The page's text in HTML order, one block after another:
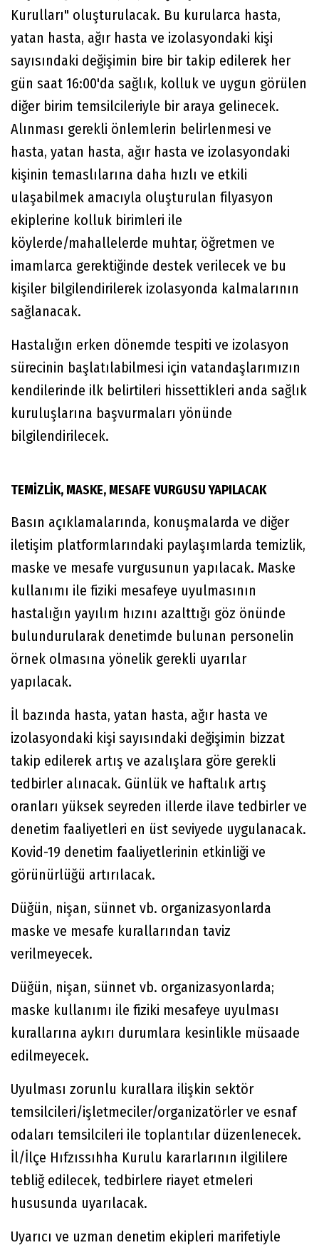
Kurulları" oluşturulacak. Bu kurularca hasta,
yatan hasta, ağır hasta ve izolasyondaki kişi
sayısındaki değişimin bire bir takip edilerek her
gün saat 16:00'da sağlık, kolluk ve uygun görülen
diğer birim temsilcileriyle bir araya gelinecek.
Alınması gerekli önlemlerin belirlenmesi ve
hasta, yatan hasta, ağır hasta ve izolasyondaki
kişinin temaslılarına daha hızlı ve etkili
ulaşabilmek amacıyla oluşturulan filyasyon
ekiplerine kolluk birimleri ile
köylerde/mahallelerde muhtar, öğretmen ve
imamlarca gerektiğinde destek verilecek ve bu
kişiler bilgilendirilerek izolasyonda kalmalarının
sağlanacak.
Hastalığın erken dönemde tespiti ve izolasyon
sürecinin başlatılabilmesi için vatandaşlarımızın
kendilerinde ilk belirtileri hissettikleri anda sağlık
kuruluşlarına başvurmaları yönünde
bilgilendirilecek.
TEMİZLİK, MASKE, MESAFE VURGUSU YAPILACAK
Basın açıklamalarında, konuşmalarda ve diğer
iletişim platformlarındaki paylaşımlarda temizlik,
maske ve mesafe vurgusunun yapılacak. Maske
kullanımı ile fiziki mesafeye uyulmasının
hastalığın yayılım hızını azalttığı göz önünde
bulundurularak denetimde bulunan personelin
örnek olmasına yönelik gerekli uyarılar
yapılacak.
İl bazında hasta, yatan hasta, ağır hasta ve
izolasyondaki kişi sayısındaki değişimin bizzat
takip edilerek artış ve azalışlara göre gerekli
tedbirler alınacak. Günlük ve haftalık artış
oranları yüksek seyreden illerde ilave tedbirler ve
denetim faaliyetleri en üst seviyede uygulanacak.
Kovid-19 denetim faaliyetlerinin etkinliği ve
görünürlüğü artırılacak.
Düğün, nişan, sünnet vb. organizasyonlarda
maske ve mesafe kurallarından taviz
verilmeyecek.
Düğün, nişan, sünnet vb. organizasyonlarda;
maske kullanımı ile fiziki mesafeye uyulması
kurallarına aykırı durumlara kesinlikle müsaade
edilmeyecek.
Uyulması zorunlu kurallara ilişkin sektör
temsilcileri/işletmeciler/organizatörler ve esnaf
odaları temsilcileri ile toplantılar düzenlenecek.
İl/İlçe Hıfzıssıhha Kurulu kararlarının ilgililere
tebliğ edilecek, tedbirlere riayet etmeleri
hususunda uyarılacak.
Uyarıcı ve uzman denetim ekipleri marifetiyle